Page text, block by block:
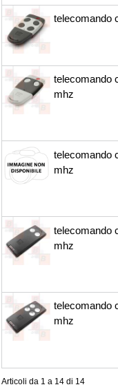
telecomando
telecomando
mhz
telecomando
mhz
telecomando
mhz
telecomando
mhz
Articoli da 1 a 14 di 14